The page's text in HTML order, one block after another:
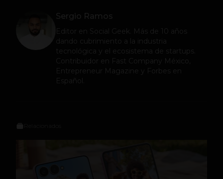
Sergio Ramos
Editor en Social Geek
. Más de 10 años
dando cubrimiento a la industria
tecnológica y el ecosistema de startups.
Contribuidor en Fast Company México,
Entrepreneur Magazine y Forbes en
Español.